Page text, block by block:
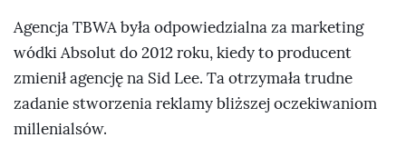
Agencja TBWA była odpowiedzialna za marketing
wódki Absolut do 2012 roku, kiedy to producent
zmienił agencję na Sid Lee. Ta otrzymała trudne
zadanie stworzenia reklamy bliższej oczekiwaniom
millenialsów.